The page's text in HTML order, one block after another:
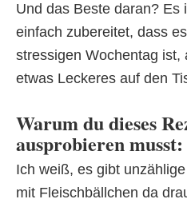
Und das Beste daran? Es
einfach zubereitet, dass
stressigen Wochentag ist,
etwas Leckeres auf den
Warum du dieses
ausprobieren musst:
Ich weiß, es gibt
mit Fleischbällchen da